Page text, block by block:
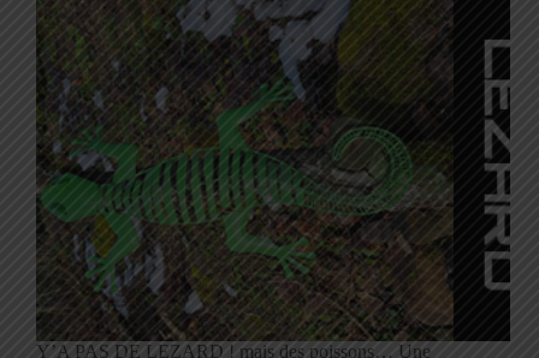
Y’A PAS DE LEZARD ! mais des poissons… Une